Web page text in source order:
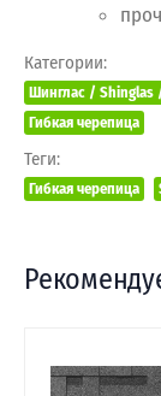
Категории:
Шинглас / Shinglas
Гибкая черепица
Теги:
Гибкая черепица